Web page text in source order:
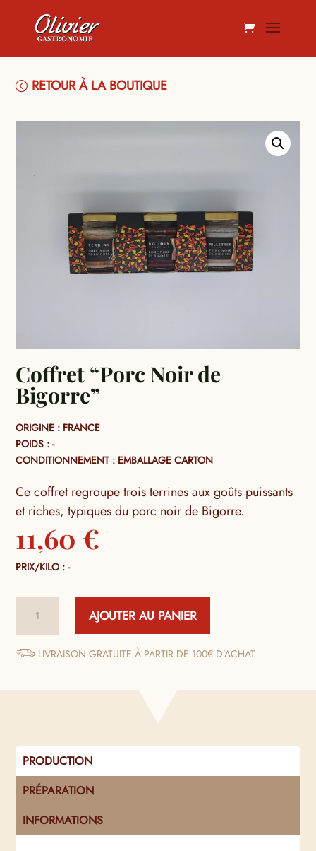
RETOUR À LA BOUTIQUE
Coffret “Porc Noir de
Bigorre”
ORIGINE : FRANCE
POIDS : -
CONDITIONNEMENT : EMBALLAGE CARTON
Ce coffret regroupe trois terrines aux goûts puissants
et riches, typiques du porc noir de Bigorre.
11,60 €
PRIX/KILO : -
Coffret
"Porc
AJOUTER AU PANIER
LIVRAISON GRATUITE À PARTIR DE 100€ D’ACHAT
PRODUCTION
PRÉPARATION
INFORMATIONS